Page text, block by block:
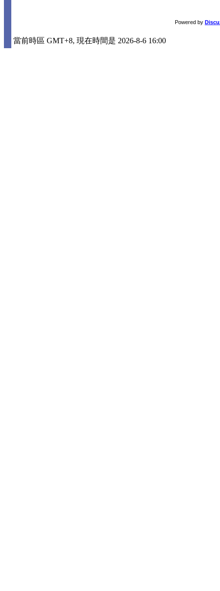
Powered by
當前時區 GMT+8, 現在時間是 2026-8-6 16:00